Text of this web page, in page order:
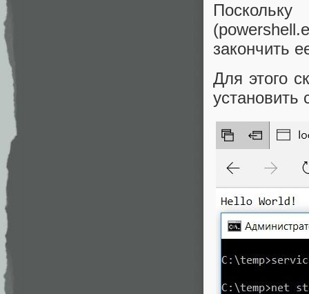
закончить
Для этого
установить